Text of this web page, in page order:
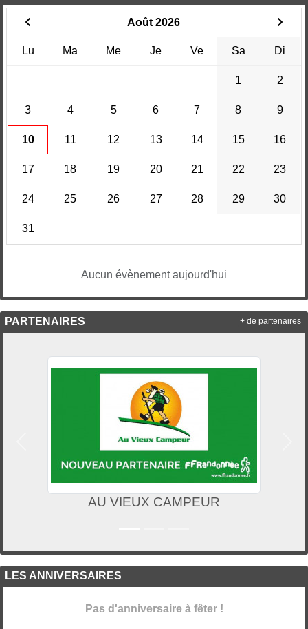
Août 2026
Lu Ma Me Je Ve Sa Di
1 2
3 4 5 6 7 8 9
10 11 12 13 14 15 16
17 18 19 20 21 22 23
24 25 26 27 28 29 30
31
Aucun évènement aujourd'hui
PARTENAIRES
AU VIEUX CAMPEUR
+ de partenaires
LES ANNIVERSAIRES
Pas d'anniversaire à fêter !